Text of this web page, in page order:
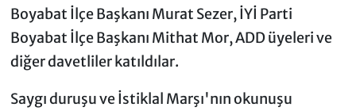
Boyabat İlçe Başkanı Murat Sezer, İYİ Parti
Boyabat İlçe Başkanı Mithat Mor, ADD üyeleri ve
diğer davetliler katıldılar.
Saygı duruşu ve İstiklal Marşı'nın okunuşu